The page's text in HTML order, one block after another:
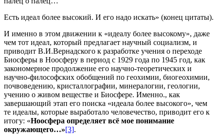
Есть идеал более высокий. И его надо искать» (конец цитаты).
И именно в этом движении к «идеалу более высокому», даже
чем тот идеал, который предлагает научный социализм, и
приводит В.И.Вернадского к разработке учения о переходе
Биосферы в Ноосферу в период с 1929 года по 1945 год, как
закономерное продолжение его научно-теоретических и
научно-философских обобщений по геохимии, биогеохимии,
почвоведению, кристаллографии, минералогии, геологии,
учению о живом веществе и Биосфере. Именно., как
завершающий этап его поиска «идеала более высокого», чем
те идеалы, которые выработало человечество, приводит его к
итогу: «Ноосфера определяет всё мое понимание
окружающего…»[3].